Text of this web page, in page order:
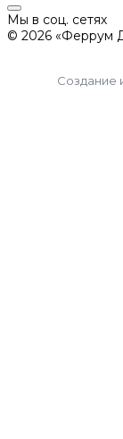
Мы в соц. сетях
© 2026 «Феррум
Создание